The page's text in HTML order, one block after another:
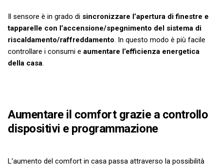
Il sensore è in grado di sincronizzare l’apertura di finestre e
tapparelle con l’accensione/spegnimento del sistema di
riscaldamento/raffreddamento . In questo modo è più facile
controllare i consumi e aumentare l’efficienza energetica
della casa
Aumentare il comfort grazie a controllo
dispositivi e programmazione
L’aumento del comfort in casa passa attraverso la possibilità